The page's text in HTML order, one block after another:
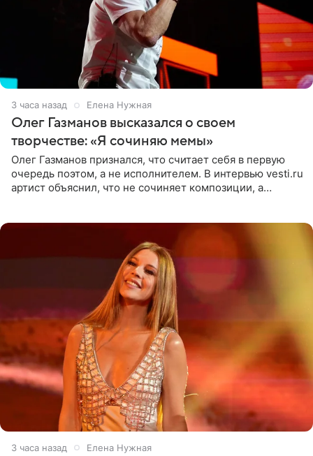
3 часа назад Елена Нужная
Олег Газманов высказался о своем
творчестве: «Я сочиняю мемы»
Олег Газманов признался, что считает себя в первую
очередь поэтом, а не исполнителем. В интервью vesti.ru
артист объяснил, что не сочиняет композиции, а
3 часа назад Елена Нужная